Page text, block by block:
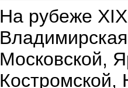
На рубеже
Московской,
Костромской,